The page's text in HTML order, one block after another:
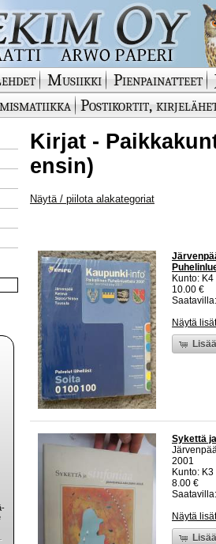
Musiikki Pienpainatteet
Postikortit,
Kirjat -
ensin)
Näytä / piilota alakategoriat
Kunto:
10.00 €
Näytä
Sykettä
2001
Kunto:
8.00 €
Näytä